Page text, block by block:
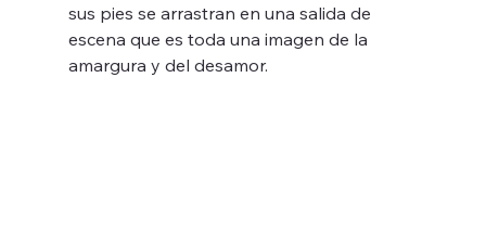
sus pies se arrastran en una salida de
escena que es toda una imagen de la
amargura y del desamor.